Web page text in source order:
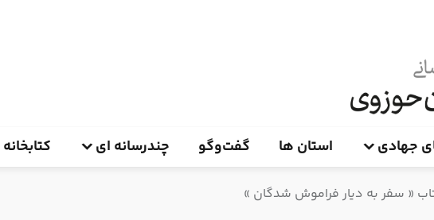
جهادی استان ها گفت‌وگو چندرسانه ای کتابخانه
« سفر به دیار فراموش شدگان »